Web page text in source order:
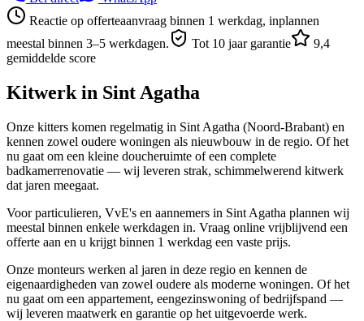
Reactie op offerteaanvraag binnen 1 werkdag, inplannen
meestal binnen 3–5 werkdagen.
Tot 10 jaar garantie
9,4
gemiddelde score
Kitwerk in Sint Agatha
Onze kitters komen regelmatig in Sint Agatha (Noord-Brabant) en
kennen zowel oudere woningen als nieuwbouw in de regio. Of het
nu gaat om een kleine doucheruimte of een complete
badkamerrenovatie — wij leveren strak, schimmelwerend kitwerk
dat jaren meegaat.
Voor particulieren, VvE's en aannemers in Sint Agatha plannen wij
meestal binnen enkele werkdagen in. Vraag online vrijblijvend een
offerte aan en u krijgt binnen 1 werkdag een vaste prijs.
Onze monteurs werken al jaren in deze regio en kennen de
eigenaardigheden van zowel oudere als moderne woningen. Of het
nu gaat om een appartement, eengezinswoning of bedrijfspand —
wij leveren maatwerk en garantie op het uitgevoerde werk.